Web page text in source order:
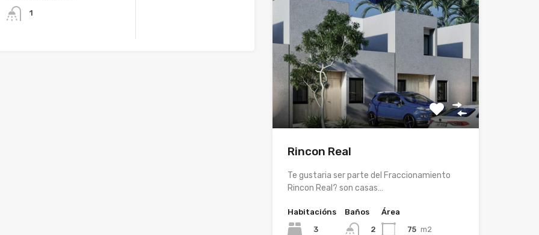
1
Rincon Real
Te gustaria ser parte del Fraccionamiento
Rincon Real? son casas…
Habitacións
3
Baños
2
Área
75 m2